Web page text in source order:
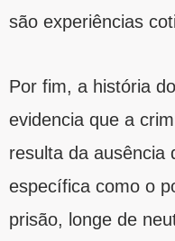
são experiências
Por fim, a história
evidencia que a
resulta da ausência
específica como o
prisão, longe de